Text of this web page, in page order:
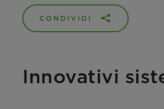
CONDIVIDI
Innovativi